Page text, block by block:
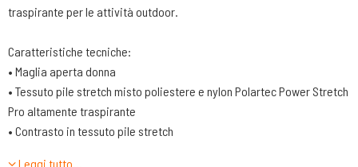
traspirante per le attività outdoor.
Caratteristiche tecniche:
• Maglia aperta donna
• Tessuto pile stretch misto poliestere e nylon Polartec Power Stretch
Pro altamente traspirante
• Contrasto in tessuto pile stretch
Leggi tutto…